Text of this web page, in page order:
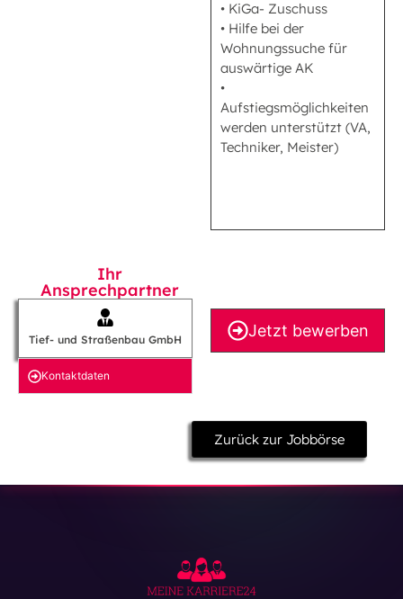
• KiGa- Zuschuss
• Hilfe bei der
Wohnungssuche für
auswärtige AK
•
Aufstiegsmöglichkeiten
werden unterstützt (VA,
Techniker, Meister)
Ihr
Ansprechpartner
Tief- und Straßenbau GmbH
Kontakt­daten
Jetzt bewerben
Zurück zur Jobbörse